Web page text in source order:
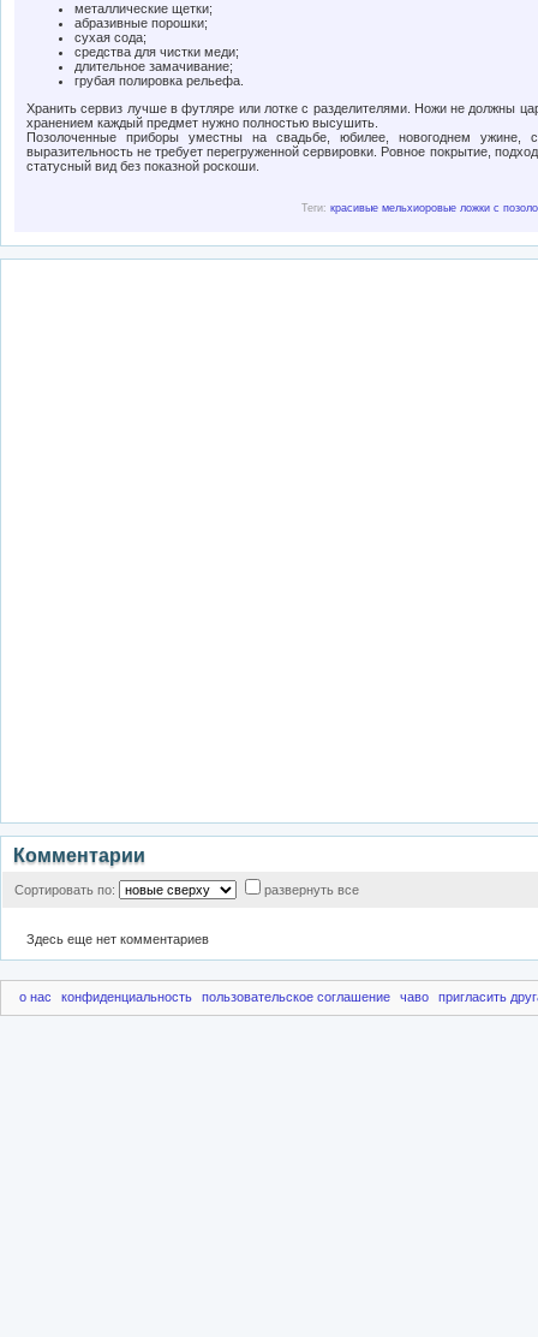
металлические щетки;
абразивные порошки;
сухая сода;
средства для чистки меди;
длительное замачивание;
грубая полировка рельефа.
Хранить сервиз лучше в футляре или лотке с разделителями. Ножи не должны
хранением каждый предмет нужно полностью высушить.
Позолоченные приборы уместны на свадьбе, юбилее, новогоднем ужине,
выразительность не требует перегруженной сервировки. Ровное покрытие,
статусный вид без показной роскоши.
Теги: красивые мельхиоровые ложки с
Комментарии
Сортировать по: развернуть все
Здесь еще нет комментариев
о нас конфиденциальность пользовательское соглашение чаво пригласить